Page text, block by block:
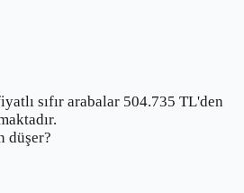
sıfır arabalar 504.735 TL'den
düşer?